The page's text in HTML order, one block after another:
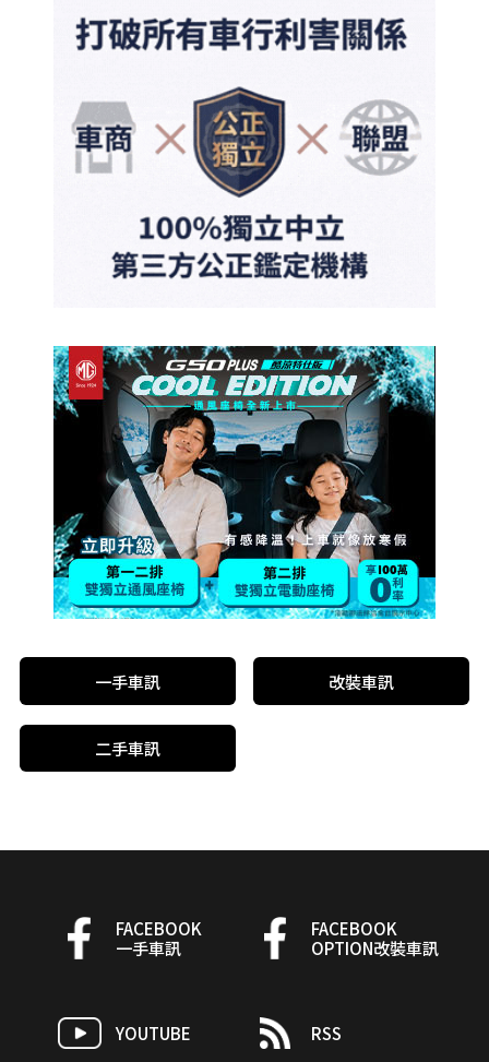
一手車訊 改裝車訊
二手車訊
FACEBOOK
一手車訊
FACEBOOK
OPTION改裝車訊
YOUTUBE RSS